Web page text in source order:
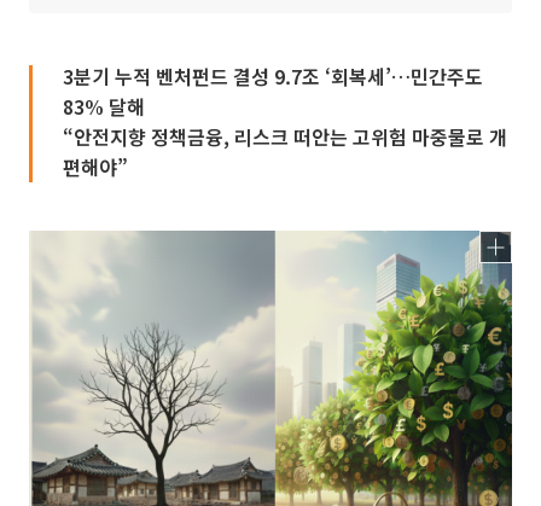
3분기 누적 벤처펀드 결성 9.7조 ‘회복세’…민간주도
83% 달해
“안전지향 정책금융, 리스크 떠안는 고위험 마중물로 개
편해야”